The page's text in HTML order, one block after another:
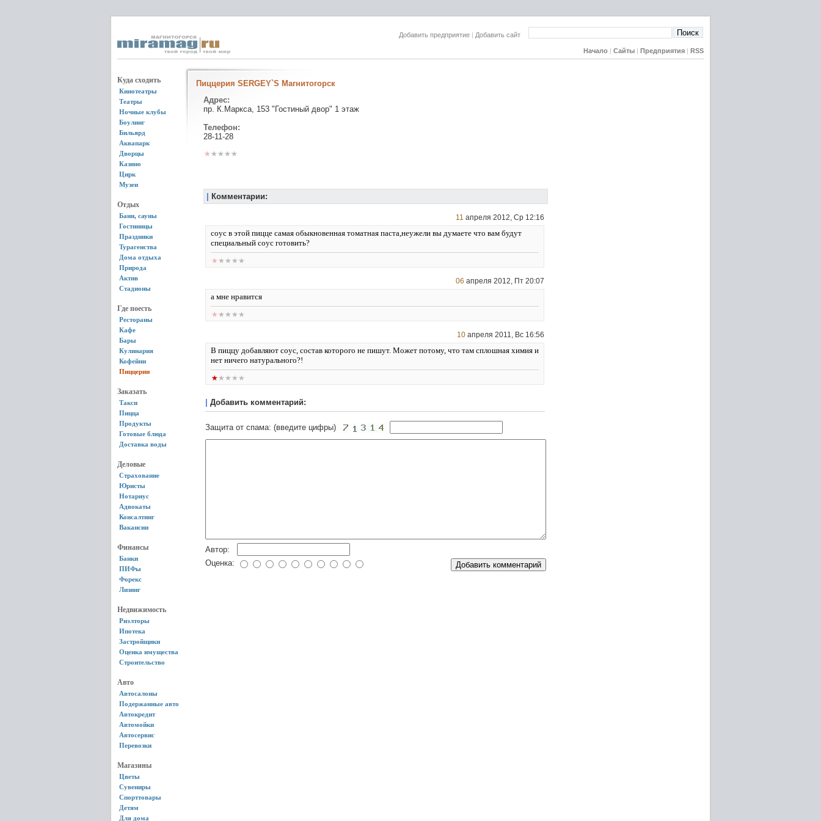
Добавить предприятие | Добавить сайт
Начало Сайты Предприятия RSS
Куда сходить
Кинотеатры
Театры
Ночные клубы
Боулинг
Бильярд
Аквапарк
Дворцы
Казино
Цирк
Музеи
Отдых
Бани, сауны
Гостиницы
Праздники
Турагенства
Дома отдыха
Природа
Актив
Стадионы
Где поесть
Рестораны
Кафе
Бары
Кулинария
Кофейни
Пиццерии
Заказать
Такси
Пицца
Продукты
Готовые блюда
Доставка воды
Деловые
Страхование
Юристы
Нотариус
Адвокаты
Консалтинг
Вакансии
Финансы
Банки
ПИФы
Форекс
Лизинг
Недвижимость
Риэлторы
Ипотека
Застройщики
Оценка имущества
Строительство
Авто
Автосалоны
Подержанные авто
Автокредит
Автомойки
Автосервис
Перевозки
Магазины
Цветы
Сувениры
Спорттовары
Детям
Для дома
Пиццерия SERGEY`S Магнитогорск
Адрес:
пр. К.Маркса, 153 "Гостиный двор" 1 этаж
Телефон:
28-11-28
Комментарии:
11 апреля 2012, Ср 12:16
соус в этой пицце самая обыкновенная томатная паста,неужели вы думаете что вам будут
специальный соус готовить?
06 апреля 2012, Пт 20:07
а мне нравится
10 апреля 2011, Вс 16:56
В пиццу добавляют соус, состав которого не пишут. Может потому, что там сплошная химия и
нет ничего натурального?!
Добавить комментарий:
Защита от спама: (введите цифры)
Автор:
Оценка: